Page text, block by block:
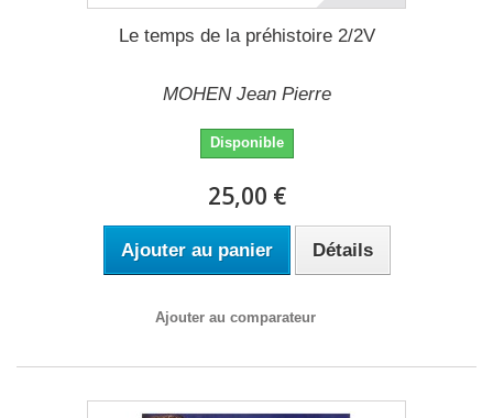
Le temps de la préhistoire 2/2V
MOHEN Jean Pierre
Disponible
25,00 €
Ajouter au panier Détails
Ajouter au comparateur